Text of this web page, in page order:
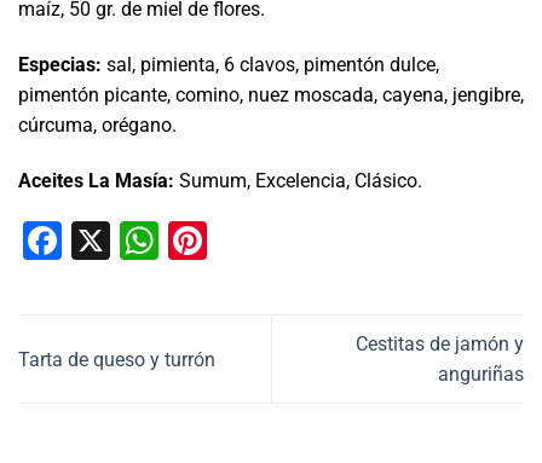
maíz, 50 gr. de miel de flores.
Especias: sal, pimienta, 6 clavos, pimentón dulce,
pimentón picante, comino, nuez moscada, cayena, jengibre,
cúrcuma, orégano.
Aceites La Masía: Sumum, Excelencia, Clásico.
Facebook
X WhatsApp
Tarta de queso y turrón
Cestitas de jamón y
anguriñas